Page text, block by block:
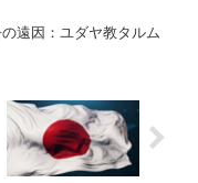
遠因：ユダヤ教タルム